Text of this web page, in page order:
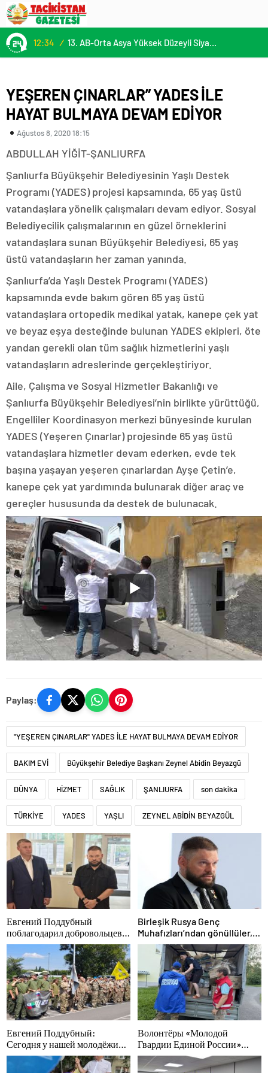
12:34 / 13. AB-Orta Asya Yüksek Düzeyli Siyasi ve Güvenlik Diyaloğuna Katılım
YEŞEREN ÇINARLAR” YADES İLE
HAYAT BULMAYA DEVAM EDİYOR
Ağustos 8, 2020 18:15
ABDULLAH YİĞİT-ŞANLIURFA
Şanlıurfa Büyükşehir Belediyesinin Yaşlı Destek
Programı (YADES) projesi kapsamında, 65 yaş üstü
vatandaşlara yönelik çalışmaları devam ediyor. Sosyal
Belediyecilik çalışmalarının en güzel örneklerini
vatandaşlara sunan Büyükşehir Belediyesi, 65 yaş
üstü vatandaşların her zaman yanında.
Şanlıurfa’da Yaşlı Destek Programı (YADES)
kapsamında evde bakım gören 65 yaş üstü
vatandaşlara ortopedik medikal yatak, kanepe çek yat
ve beyaz eşya desteğinde bulunan YADES ekipleri, öte
yandan gerekli olan tüm sağlık hizmetlerini yaşlı
vatandaşların adreslerinde gerçekleştiriyor.
Aile, Çalışma ve Sosyal Hizmetler Bakanlığı ve
Şanlıurfa Büyükşehir Belediyesi’nin birlikte yürüttüğü,
Engelliler Koordinasyon merkezi bünyesinde kurulan
YADES (Yeşeren Çınarlar) projesinde 65 yaş üstü
vatandaşlara hizmetler devam ederken, evde tek
başına yaşayan yeşeren çınarlardan Ayşe Çetin’e,
kanepe çek yat yardımında bulunarak diğer araç ve
gereçler hususunda da destek de bulunacak.
Paylaş:
"YEŞEREN ÇINARLAR" YADES İLE HAYAT BULMAYA DEVAM EDİYOR
BAKIM EVİ Büyükşehir Belediye Başkanı Zeynel Abidin Beyazgü
DÜNYA HİZMET SAĞLIK ŞANLIURFA son dakika
TÜRKİYE YADES YAŞLI ZEYNEL ABİDİN BEYAZGÜL
Евгений Поддубный
поблагодарил добровольцев
Белгородской области за
мужество в спасении
пострадавших от обстрелов
Birleşik Rusya Genç
Muhafızları’ndan gönüllüler,
Belgorod sakinlerine yangın
söndürücüler ve jeneratörler
konusunda yardımcı olacak
Евгений Поддубный:
Сегодня у нашей молодёжи
куётся характер победителей
Волонтёры «Молодой
Гвардии Единой России»
ликвидируют последствия
паводков на Урале и Дальнем